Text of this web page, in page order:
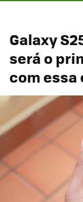
Galaxy
será o
com essa